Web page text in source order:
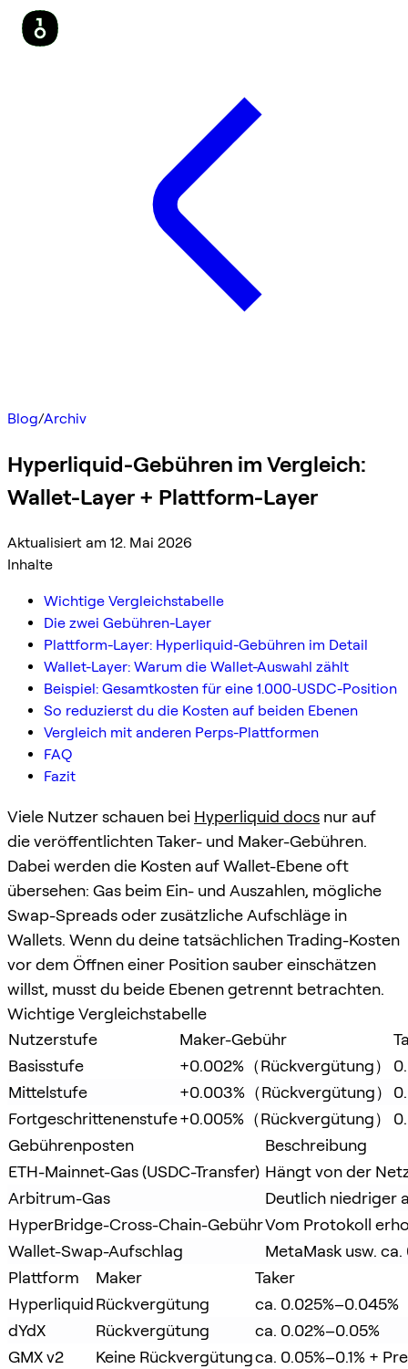
Blog/Archiv
Hyperliquid-Gebühren im Vergleich:
Wallet-Layer + Plattform-Layer
Aktualisiert am 12. Mai 2026
Inhalte
Wichtige Vergleichstabelle
Die zwei Gebühren-Layer
Plattform-Layer: Hyperliquid-Gebühren im Detail
Wallet-Layer: Warum die Wallet-Auswahl zählt
Beispiel: Gesamtkosten für eine 1.000-USDC-Position
So reduzierst du die Kosten auf beiden Ebenen
Vergleich mit anderen Perps-Plattformen
FAQ
Fazit
Viele Nutzer schauen bei Hyperliquid docs nur auf
die veröffentlichten Taker- und Maker-Gebühren.
Dabei werden die Kosten auf Wallet-Ebene oft
übersehen: Gas beim Ein- und Auszahlen, mögliche
Swap-Spreads oder zusätzliche Aufschläge in
Wallets. Wenn du deine tatsächlichen Trading-Kosten
vor dem Öffnen einer Position sauber einschätzen
willst, musst du beide Ebenen getrennt betrachten.
Wichtige Vergleichstabelle
Nutzerstufe
Maker-Gebühr
Basisstufe
+0.002%（Rückvergütung）
Mittelstufe
+0.003%（Rückvergütung）
Fortgeschrittenenstufe+0.005%（Rückvergütung）
Gebührenposten
Beschreibung
ETH-Mainnet-Gas (USDC-Transfer) Hängt von der
Arbitrum-Gas
Deutlich niedriger
HyperBridge-Cross-Chain-GebührVom Protokoll
Wallet-Swap-Aufschlag
MetaMask usw. ca.
Plattform
Maker
Taker
HyperliquidRückvergütung
ca. 0.025%–0.045%
dYdX
Rückvergütung
ca. 0.02%–0.05%
GMX v2
Keine Rückvergütungca. 0.05%–0.1% +